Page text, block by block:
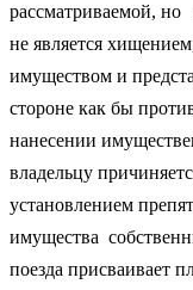
рассматриваемой, но
не является
имуществом и
стороне как бы
нанесении
владельцу
установлением
имущества
поезда присваивает